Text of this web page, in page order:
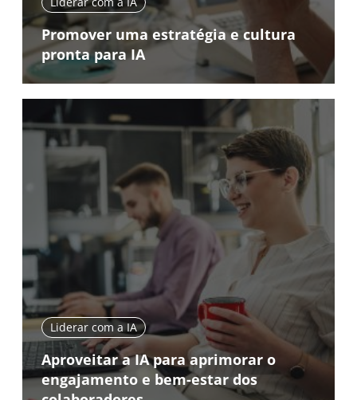
Promover uma estratégia e cultura
pronta para IA
Liderar com a IA
Aproveitar a IA para aprimorar o
engajamento e bem-estar dos